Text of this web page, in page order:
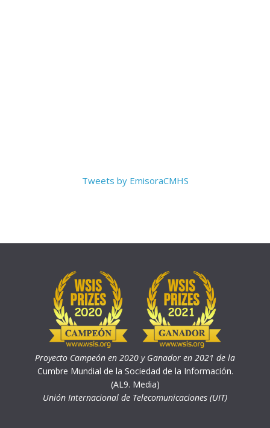
Tweets by EmisoraCMHS
Proyecto Campeón en 2020 y Ganador en 2021 de la
Cumbre Mundial de la Sociedad de la Información.
(AL9. Media)
Unión Internacional de Telecomunicaciones (UIT)